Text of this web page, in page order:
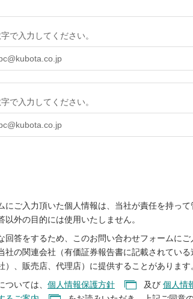
で入力してください。
で入力してください。
にご入力頂いた個人情報は、当社が責任を持って
外の目的には使用いたしません。
回答をするため、このお問い合わせフォームにご
社の関連会社（有価証券報告書に記載されている
、販売店、代理店）に提供することがあります
いては、 個人情報保護方針 及び 個人情